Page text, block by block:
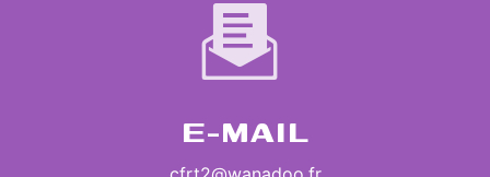
E-MAIL